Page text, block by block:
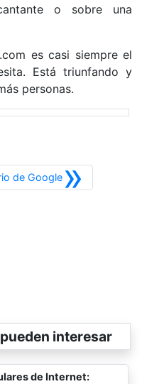
o sobre una
es casi siempre el
Está triunfando y
personas.
»
de GoogleSiguiente
interesar
de Internet: